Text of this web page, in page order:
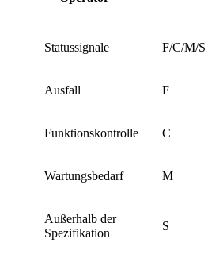
Statussignale F/C/M/S
Ausfall F
Funktionskontrolle C
Wartungsbedarf M
Außerhalb der
Spezifikation
S